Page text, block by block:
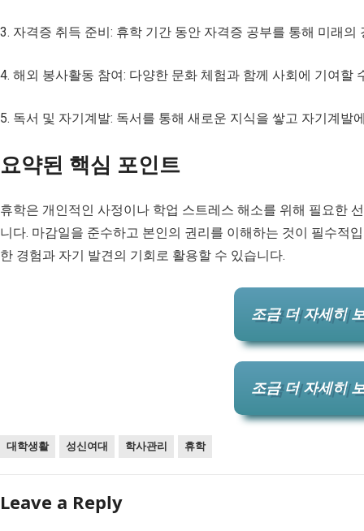
3. 자격증 취득 준비: 휴학 기간 동안 자격증 공부를 통해 미래의
4. 해외 봉사활동 참여: 다양한 문화 체험과 함께 사회에 기여할
5. 독서 및 자기계발: 독서를 통해 새로운 지식을 쌓고 자기계발
요약된 핵심 포인트
휴학은 개인적인 사정이나 학업 스트레스 해소를 위해 필요한
니다. 마감일을 준수하고 본인의 권리를 이해하는 것이 필수적
한 경험과 자기 발견의 기회로 활용할 수 있습니다.
조금 더 자세히
조금 더 자세히
대학생활 성신여대 학사관리 휴학
Leave a Reply